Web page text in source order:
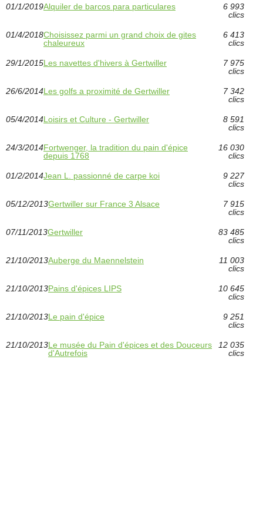
01/1/2019Alquiler de barcos para particulares
6 993
clics
01/4/2018Choisissez parmi un grand choix de gites
chaleureux
6 413
clics
29/1/2015Les navettes d'hivers à Gertwiller
7 975
clics
26/6/2014Les golfs a proximité de Gertwiller
7 342
clics
05/4/2014Loisirs et Culture - Gertwiller
8 591
clics
24/3/2014Fortwenger, la tradition du pain d'épice
depuis 1768
16 030
clics
01/2/2014Jean L. passionné de carpe koi
9 227
clics
05/12/2013Gertwiller sur France 3 Alsace
7 915
clics
07/11/2013Gertwiller
83 485
clics
21/10/2013Auberge du Maennelstein
11 003
clics
21/10/2013Pains d'épices LIPS
10 645
clics
21/10/2013Le pain d'épice
9 251
clics
21/10/2013Le musée du Pain d'épices et des Douceurs
d'Autrefois
12 035
clics